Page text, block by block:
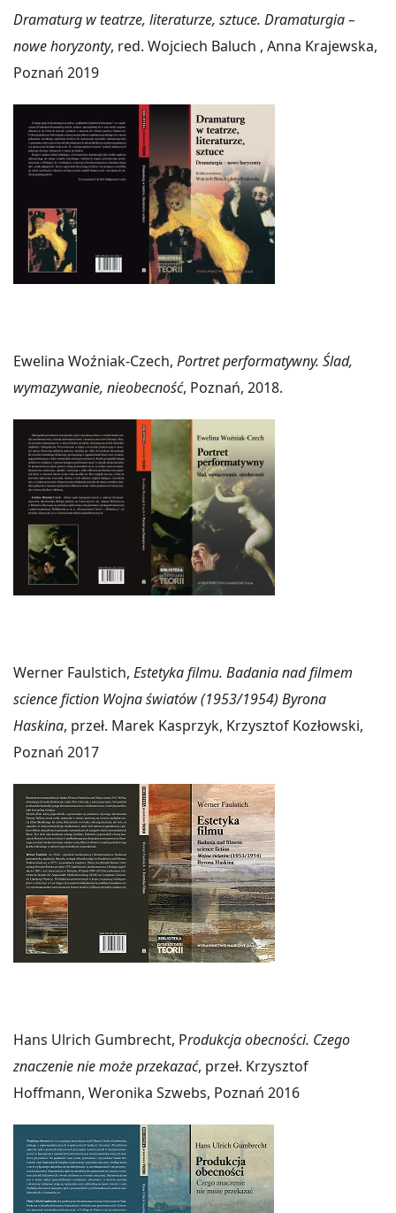
Dramaturg w teatrze, literaturze, sztuce. Dramaturgia –
nowe horyzonty, red. Wojciech Baluch , Anna Krajewska,
Poznań 2019
Ewelina Woźniak-Czech, Portret performatywny. Ślad,
wymazywanie, nieobecność, Poznań, 2018.
Werner Faulstich, Estetyka filmu. Badania nad filmem
science fiction Wojna światów (1953/1954) Byrona
Haskina, przeł. Marek Kasprzyk, Krzysztof Kozłowski,
Poznań 2017
Hans Ulrich Gumbrecht, Produkcja obecności. Czego
znaczenie nie może przekazać, przeł. Krzysztof
Hoffmann, Weronika Szwebs, Poznań 2016